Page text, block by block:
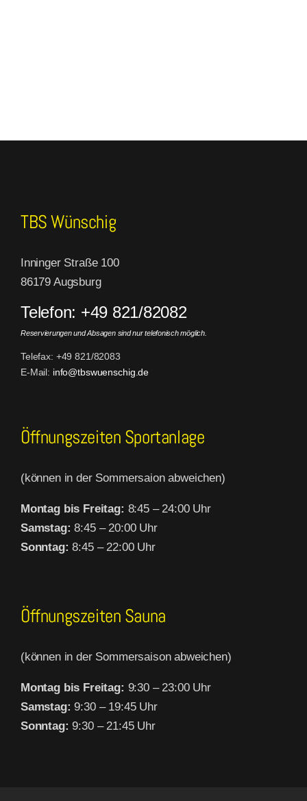
TBS Wünschig
Inninger Straße 100
86179 Augsburg
Telefon: +49 821/82082
Reservierungen und Absagen sind nur telefonisch möglich.
Telefax: +49 821/82083
E-Mail: info@tbswuenschig.de
Öffnungszeiten Sportanlage
(können in der Sommersaion abweichen)
Montag bis Freitag: 8:45 – 24:00 Uhr
Samstag:8:45 – 20:00 Uhr
Sonntag: 8:45 – 22:00 Uhr
Öffnungszeiten Sauna
(können in der Sommersaison abweichen)
Montag bis Freitag: 9:30 – 23:00 Uhr
Samstag:9:30 – 19:45 Uhr
Sonntag:9:30 – 21:45 Uhr